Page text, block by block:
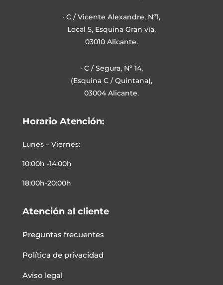
· C / Vicente Alexandre, Nº1,
Local 5, Esquina Gran vía,
03010 Alicante.
· C / Segura, Nº 14,
(Esquina C / Quintana),
03004 Alicante.
Horario Atención:
Lunes – Viernes:
10:00h -14:00h
18:00h-20:00h
Atención al cliente
Preguntas frecuentes
Política de privacidad
Aviso legal